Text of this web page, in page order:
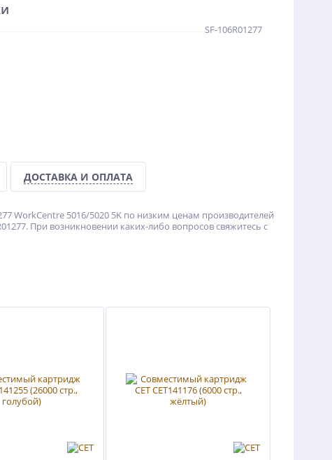
SF-106R01277
ДОСТАВКА И ОПЛАТА
WorkCentre 5016/5020 5K по низким ценам производителей
При возникновении каких-либо вопросов свяжитесь с